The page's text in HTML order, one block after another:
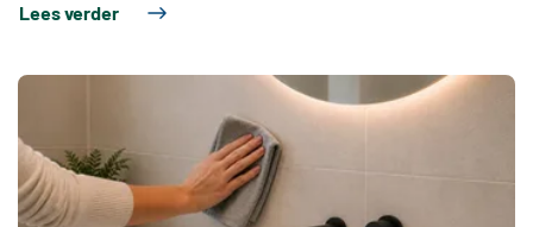
Lees verder